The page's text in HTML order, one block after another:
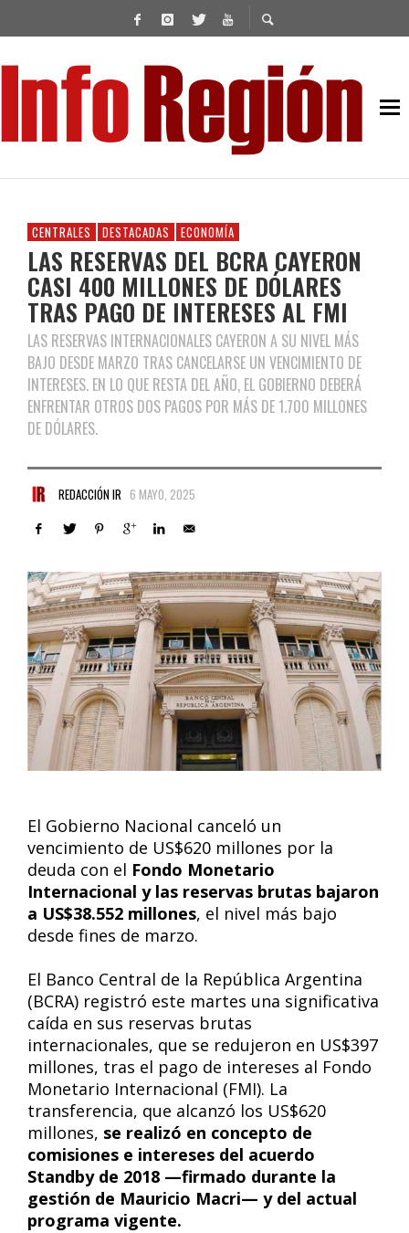
CENTRALES DESTACADAS ECONOMÍA
LAS RESERVAS DEL BCRA CAYERON
CASI 400 MILLONES DE DÓLARES
TRAS PAGO DE INTERESES AL FMI
LAS RESERVAS INTERNACIONALES CAYERON A SU NIVEL MÁS
BAJO DESDE MARZO TRAS CANCELARSE UN VENCIMIENTO DE
INTERESES. EN LO QUE RESTA DEL AÑO, EL GOBIERNO DEBERÁ
ENFRENTAR OTROS DOS PAGOS POR MÁS DE 1.700 MILLONES
DE DÓLARES.
REDACCIÓN IR 6 MAYO, 2025
El Gobierno Nacional canceló un
vencimiento de US$620 millones por la
deuda con el Fondo Monetario
Internacional y las reservas brutas bajaron
a US$38.552 millones, el nivel más bajo
desde fines de marzo.
El Banco Central de la República Argentina
(BCRA) registró este martes una significativa
caída en sus reservas brutas
internacionales, que se redujeron en US$397
millones, tras el pago de intereses al Fondo
Monetario Internacional (FMI). La
transferencia, que alcanzó los US$620
millones, se realizó en concepto de
comisiones e intereses del acuerdo
Standby de 2018 —firmado durante la
gestión de Mauricio Macri— y del actual
programa vigente.